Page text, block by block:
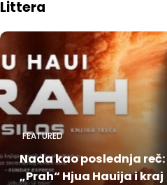
Littera
FEATURED
Nada kao poslednja reč:
„Prah“ Hjua Hauija i kraj